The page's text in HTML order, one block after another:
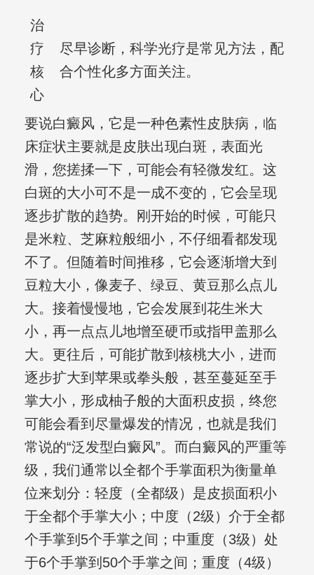
治
疗
核
心
尽早诊断，科学光疗是常见方法，配
合个性化多方面关注。
要说白癜风，它是一种色素性皮肤病，临
床症状主要就是皮肤出现白斑，表面光
滑，您搓揉一下，可能会有轻微发红。这
白斑的大小可不是一成不变的，它会呈现
逐步扩散的趋势。刚开始的时候，可能只
是米粒、芝麻粒般细小，不仔细看都发现
不了。但随着时间推移，它会逐渐增大到
豆粒大小，像麦子、绿豆、黄豆那么点儿
大。接着慢慢地，它会发展到花生米大
小，再一点点儿地增至硬币或指甲盖那么
大。更往后，可能扩散到核桃大小，进而
逐步扩大到苹果或拳头般，甚至蔓延至手
掌大小，形成柚子般的大面积皮损，终您
可能会看到尽量爆发的情况，也就是我们
常说的“泛发型白癜风”。而白癜风的严重等
级，我们通常以全都个手掌面积为衡量单
位来划分：轻度（全都级）是皮损面积小
于全都个手掌大小；中度（2级）介于全都
个手掌到5个手掌之间；中重度（3级）处
于6个手掌到50个手掌之间；重度（4级）